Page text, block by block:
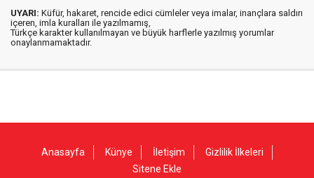
UYARI: Küfür, hakaret, rencide edici cümleler veya imalar, inançlara saldırı
içeren, imla kuralları ile yazılmamış,
Türkçe karakter kullanılmayan ve büyük harflerle yazılmış yorumlar
onaylanmamaktadır.
Anasayfa Künye İletişim
Gizlilik İlkeleri
Sitene Ekle